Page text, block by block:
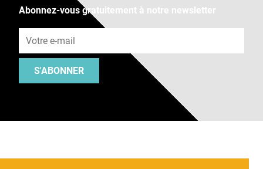
Abonnez-vous gratuitement à notre newsletter
S'ABONNER